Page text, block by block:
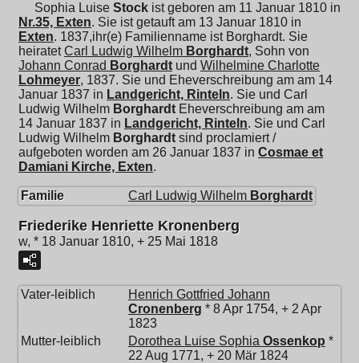
Sophia Luise Stock ist geboren am 11 Januar 1810 in
Nr.35, Exten. Sie ist getauft am 13 Januar 1810 in
Exten. 1837,ihr(e) Familienname ist Borghardt. Sie
heiratetCarl Ludwig Wilhelm Borghardt, Sohn von
Johann Conrad Borghardt und Wilhelmine Charlotte
Lohmeyer, 1837. Sie und Eheverschreibung am am 14
Januar 1837 in Landgericht, Rinteln. Sie und Carl
Ludwig Wilhelm Borghardt Eheverschreibung am am
14 Januar 1837 in Landgericht, Rinteln. Sie und Carl
Ludwig Wilhelm Borghardt sind proclamiert /
aufgeboten worden am 26 Januar 1837 in Cosmae et
Damiani Kirche, Exten.
Familie Carl Ludwig Wilhelm Borghardt
Friederike Henriette Kronenberg
w, * 18 Januar 1810, + 25 Mai 1818
Vater-leiblich
Henrich Gottfried Johann
Cronenberg * 8 Apr 1754, + 2 Apr
1823
Mutter-leiblich
Dorothea Luise Sophia Ossenkop *
22 Aug 1771, + 20 Mär 1824